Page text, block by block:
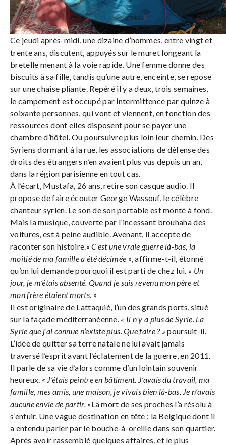
Ce jeudi après-midi, une dizaine d’hommes, entre vingt et
trente ans, discutent, appuyés sur le muret longeant la
bretelle menant à la voie rapide. Une femme donne des
biscuits à sa fille, tandis qu’une autre, enceinte, se repose
sur une chaise pliante. Repéré il y a deux, trois semaines,
le campement est occupé par intermittence par quinze à
soixante personnes, qui vont et viennent, en fonction des
ressources dont elles disposent pour se payer une
chambre d’hôtel. Ou poursuivre plus loin leur chemin. Des
Syriens dormant à la rue, les associations de défense des
droits des étrangers n’en avaient plus vus depuis un an,
dans la région parisienne en tout cas.
À l’écart, Mustafa, 26 ans, retire son casque audio. Il
propose de faire écouter George Wassouf, le célèbre
chanteur syrien. Le son de son portable est monté à fond.
Mais la musique, couverte par l’incessant brouhaha des
voitures, est à peine audible. Avenant, il accepte de
raconter son histoire.« C’est une vraie guerre là-bas, la
moitié de ma famille a été décimée », affirme-t-il, étonné
qu’on lui demande pourquoi il est parti de chez lui. « Un
jour, je m’étais absenté. Quand je suis revenu mon père et
mon frère étaient morts. »
Il est originaire de Lattaquié, l’un des grands ports, situé
sur la façade méditerranéenne. « Il n’y a plus de Syrie. La
Syrie que j’ai connue n’existe plus. Que faire ? » poursuit-il.
L’idée de quitter sa terre natale ne lui avait jamais
traversé l’esprit avant l’éclatement de la guerre, en 2011.
Il parle de sa vie d’alors comme d’un lointain souvenir
heureux. « J’étais peintre en bâtiment. J’avais du travail, ma
famille, mes amis, une maison, je vivais bien là-bas. Je n’avais
aucune envie de partir. »La mort de ses proches l’a résolu à
s’enfuir. Une vague destination en tête : la Belgique dont il
a entendu parler par le bouche-à-oreille dans son quartier.
Après avoir rassemblé quelques affaires, et le plus